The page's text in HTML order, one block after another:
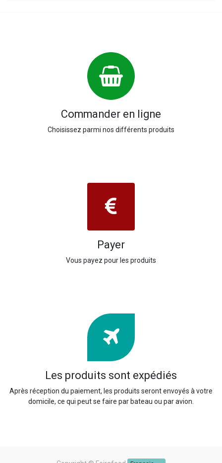
Commander en ligne
Choisissez parmi nos différents produits
Payer
Vous payez pour les produits
Les produits sont expédiés
Après réception du paiement, les produits seront envoyés à votre
domicile, ce qui peut se faire par bateau ou par avion.